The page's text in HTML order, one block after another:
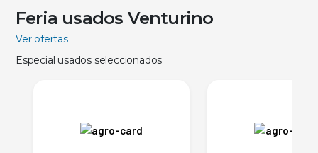
Feria usados Venturino
Ver ofertas
Especial usados seleccionados